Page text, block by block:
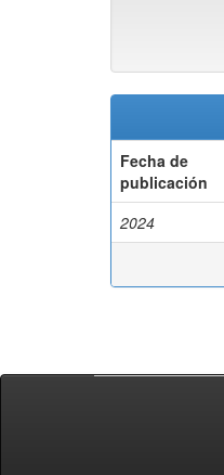
Fecha de
publicación
2024